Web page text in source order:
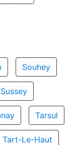
Souhey
Sussey
Tarsul
Tart-Le-Haut